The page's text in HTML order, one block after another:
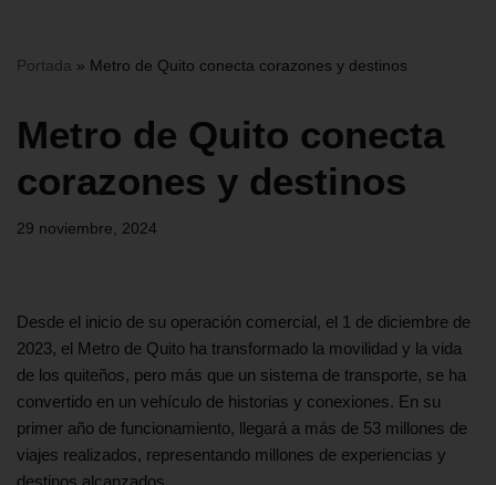
Portada » Metro de Quito conecta corazones y destinos
Metro de Quito conecta
corazones y destinos
29 noviembre, 2024
Desde el inicio de su operación comercial, el 1 de diciembre de
2023, el Metro de Quito ha transformado la movilidad y la vida
de los quiteños, pero más que un sistema de transporte, se ha
convertido en un vehículo de historias y conexiones. En su
primer año de funcionamiento, llegará a más de 53 millones de
viajes realizados, representando millones de experiencias y
destinos alcanzados.